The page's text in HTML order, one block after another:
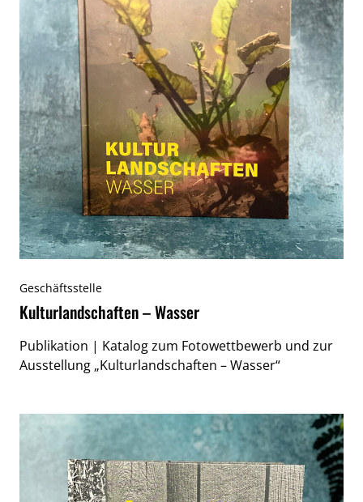
Geschäftsstelle
Kulturlandschaften – Wasser
Publikation | Katalog zum Fotowettbewerb und zur
Ausstellung „Kulturlandschaften – Wasser“